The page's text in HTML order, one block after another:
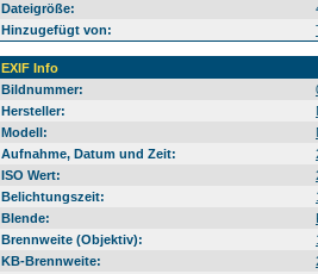
Dateigröße:
Hinzugefügt von:
EXIF Info
Bildnummer:
Hersteller:
Modell:
Aufnahme, Datum und Zeit:
ISO Wert:
Belichtungszeit:
Blende:
Brennweite (Objektiv):
KB-Brennweite: